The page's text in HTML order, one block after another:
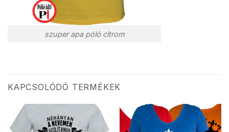
szuper apa póló citrom
KAPCSOLÓDÓ TERMÉKEK